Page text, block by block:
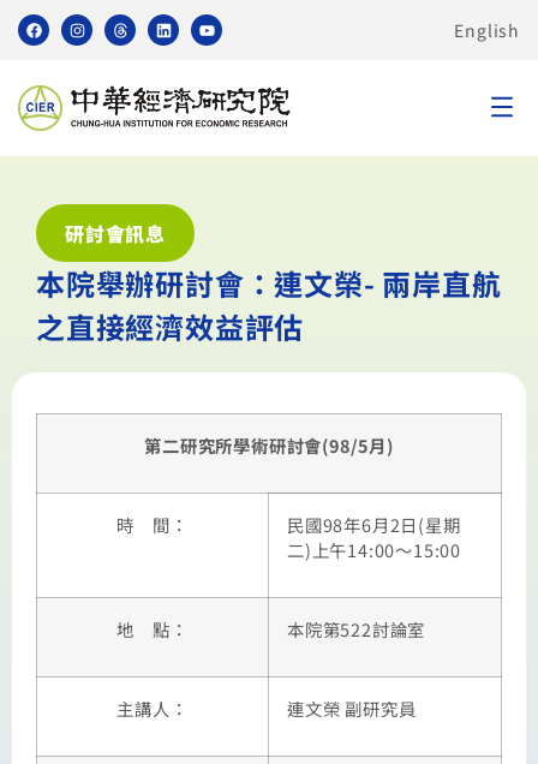
English
研討會訊息
本院舉辦研討會：連文榮- 兩岸直航
之直接經濟效益評估
第二研究所學術研討會(98/5月)
時 間：
民國98年6月2日(星期
二)上午14:00～15:00
地 點： 本院第522討論室
主講人： 連文榮 副研究員